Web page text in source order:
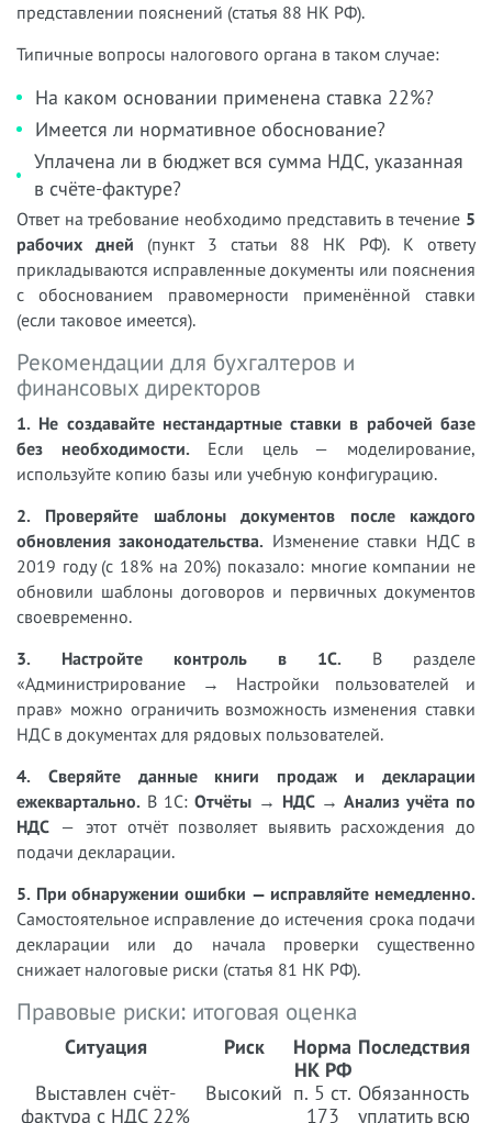
представлении пояснений (статья 88 НК РФ).
Типичные вопросы налогового органа в таком случае:
На каком основании применена ставка 22%?
Имеется ли нормативное обоснование?
Уплачена ли в бюджет вся сумма НДС, указанная
в счёте-фактуре?
Ответ на требование необходимо представить в течение 5
рабочих дней (пункт 3 статьи 88 НК РФ). К ответу
прикладываются исправленные документы или пояснения
с обоснованием правомерности применённой ставки
(если таковое имеется).
Рекомендации для бухгалтеров и
финансовых директоров
1. Не создавайте нестандартные ставки в рабочей базе
без необходимости. Если цель — моделирование,
используйте копию базы или учебную конфигурацию.
2. Проверяйте шаблоны документов после каждого
обновления законодательства. Изменение ставки НДС в
2019 году (с 18% на 20%) показало: многие компании не
обновили шаблоны договоров и первичных документов
своевременно.
3. Настройте контроль в 1С. В разделе
«Администрирование → Настройки пользователей и
прав» можно ограничить возможность изменения ставки
НДС в документах для рядовых пользователей.
4. Сверяйте данные книги продаж и декларации
ежеквартально. В 1С: Отчёты → НДС → Анализ учёта по
НДС — этот отчёт позволяет выявить расхождения до
подачи декларации.
5. При обнаружении ошибки — исправляйте немедленно.
Самостоятельное исправление до истечения срока подачи
декларации или до начала проверки существенно
снижает налоговые риски (статья 81 НК РФ).
Правовые риски: итоговая оценка
Ситуация Риск
Норма
НК РФ
Последствия
Выставлен счёт-
фактура с НДС 22%
Высокий п. 5 ст.
173
Обязанность
уплатить всю